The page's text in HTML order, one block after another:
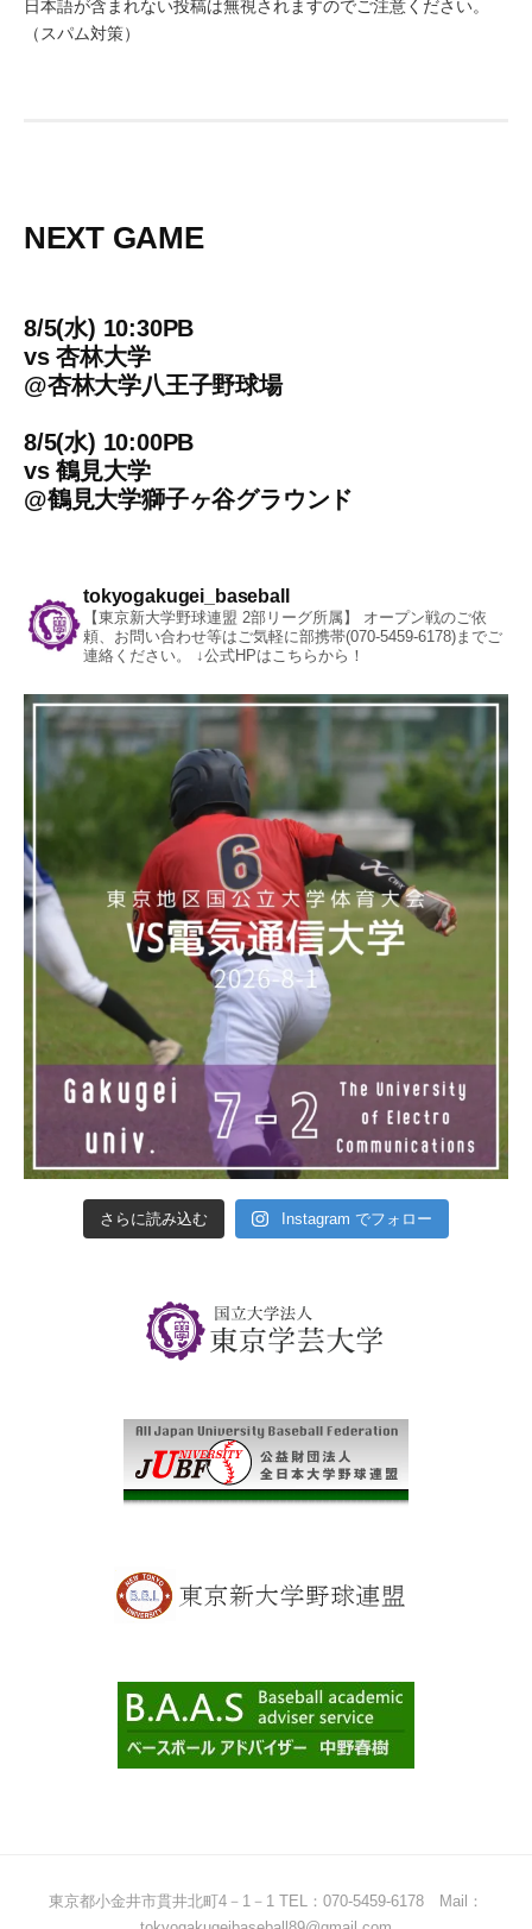
日本語が含まれない投稿は無視されますのでご注意ください。
（スパム対策）
NEXT GAME
8/5(水) 10:30PB
vs杏林大学
@杏林大学八王子野球場
8/5(水) 10:00PB
vs鶴見大学
@鶴見大学獅子ヶ谷グラウンド
tokyogakugei_baseball
【東京新大学野球連盟 2部リーグ所属】
オープン戦のご依
頼、お問い合わせ等はご気軽に部携帯(070-5459-6178)までご
連絡ください。
↓公式HPはこちらから！
さらに読み込む Instagram でフォロー
東京都小金井市貫井北町4－1－1 TEL：070-5459-6178 Mail：